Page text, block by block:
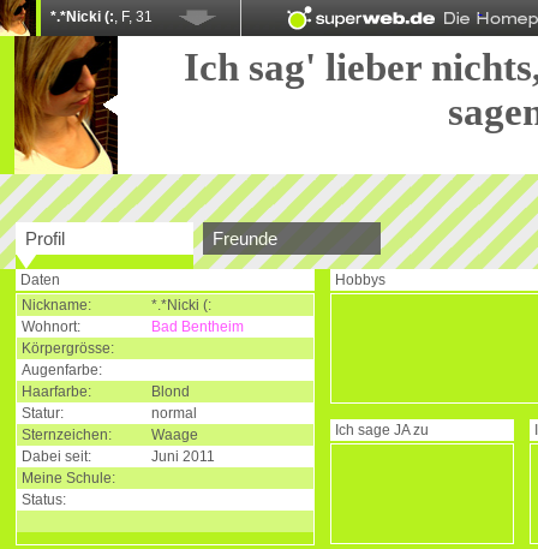
*.*Nicki (:, F, 31
Ich sag' lieber
Profil Freunde
Daten
Nickname:
*.*Nicki (:
Wohnort:
Bad Bentheim
Körpergrösse:
Augenfarbe:
Haarfarbe:
Blond
Statur:
normal
Sternzeichen:
Waage
Dabei seit:
Juni 2011
Meine Schule:
Status:
Hobbys
Ich sage JAzu